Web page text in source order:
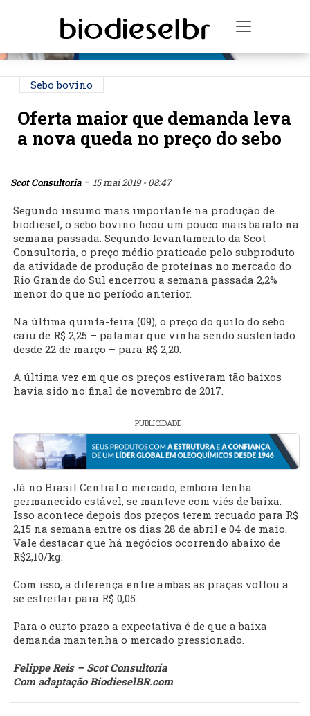
Toggle
Sebo bovino
Oferta maior que demanda leva
a nova queda no preço do sebo
Scot Consultoria- 15 mai 2019 - 08:47
Segundo insumo mais importante na produção de
biodiesel, o sebo bovino ficou um pouco mais barato na
semana passada. Segundo levantamento da Scot
Consultoria, o preço médio praticado pelo subproduto
da atividade de produção de proteínas no mercado do
Rio Grande do Sul encerrou a semana passada 2,2%
menor do que no período anterior.
Na última quinta-feira (09), o preço do quilo do sebo
caiu de R$ 2,25 – patamar que vinha sendo sustentado
desde 22 de março – para R$ 2,20.
A última vez em que os preços estiveram tão baixos
havia sido no final de novembro de 2017.
PUBLICIDADE
Já no Brasil Central o mercado, embora tenha
permanecido estável, se manteve com viés de baixa.
Isso acontece depois dos preços terem recuado para R$
2,15 na semana entre os dias 28 de abril e 04 de maio.
Vale destacar que há negócios ocorrendo abaixo de
R$2,10/kg.
Com isso, a diferença entre ambas as praças voltou a
se estreitar para R$ 0,05.
Para o curto prazo a expectativa é de que a baixa
demanda mantenha o mercado pressionado.
Felippe Reis – Scot Consultoria
Com adaptação BiodieselBR.com